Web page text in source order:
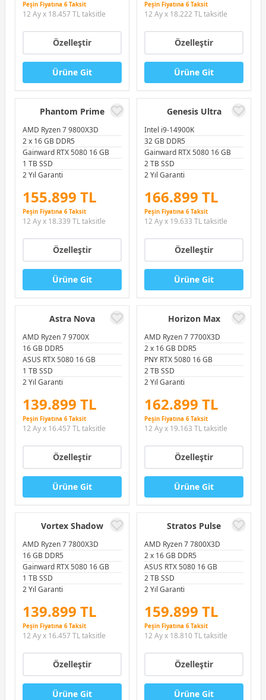
Peşin Fiyatına 6 Taksit
12 Ay x 18.457 TL taksitle
Özelleştir
Ürüne Git
Peşin Fiyatına 6 Taksit
12 Ay x 18.222 TL taksitle
Özelleştir
Ürüne Git
Phantom Prime
AMD Ryzen 7 9800X3D
2 x 16 GB DDR5
Gainward RTX 5080 16 GB
1 TB SSD
2 Yıl Garanti
155.899 TL
Peşin Fiyatına 6 Taksit
12 Ay x 18.339 TL taksitle
Özelleştir
Ürüne Git
Genesis Ultra
Intel i9-14900K
32 GB DDR5
Gainward RTX 5080 16 GB
2 TB SSD
2 Yıl Garanti
166.899 TL
Peşin Fiyatına 6 Taksit
12 Ay x 19.633 TL taksitle
Özelleştir
Ürüne Git
Astra Nova
AMD Ryzen 7 9700X
16 GB DDR5
ASUS RTX 5080 16 GB
1 TB SSD
2 Yıl Garanti
139.899 TL
Peşin Fiyatına 6 Taksit
12 Ay x 16.457 TL taksitle
Özelleştir
Ürüne Git
Horizon Max
AMD Ryzen 7 7700X3D
2 x 16 GB DDR5
PNY RTX 5080 16 GB
2 TB SSD
2 Yıl Garanti
162.899 TL
Peşin Fiyatına 6 Taksit
12 Ay x 19.163 TL taksitle
Özelleştir
Ürüne Git
Vortex Shadow
AMD Ryzen 7 7800X3D
16 GB DDR5
Gainward RTX 5080 16 GB
1 TB SSD
2 Yıl Garanti
139.899 TL
Peşin Fiyatına 6 Taksit
12 Ay x 16.457 TL taksitle
Özelleştir
Ürüne Git
Stratos Pulse
AMD Ryzen 7 7800X3D
2 x 16 GB DDR5
ASUS RTX 5080 16 GB
2 TB SSD
2 Yıl Garanti
159.899 TL
Peşin Fiyatına 6 Taksit
12 Ay x 18.810 TL taksitle
Özelleştir
Ürüne Git